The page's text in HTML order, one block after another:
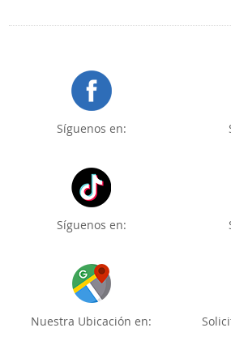
Síguenos en:
Síguenos en:
Nuestra Ubicación en: